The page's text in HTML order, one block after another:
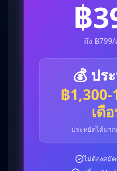
฿
ถึง ฿799/
💰 ปร
฿
เดื
ประหยัดได้มาก
ไม่ต้องสมั